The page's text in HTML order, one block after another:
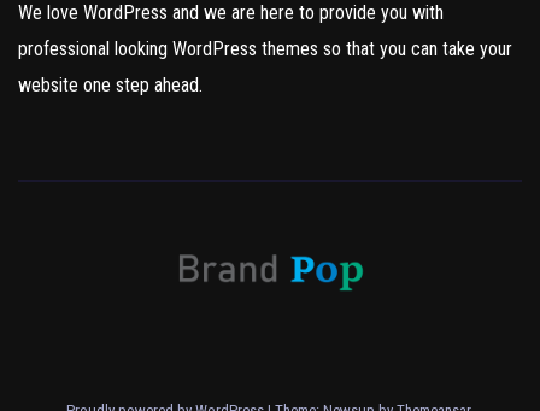
We love WordPress and we are here to provide you with
professional looking WordPress themes so that you can take your
website one step ahead.